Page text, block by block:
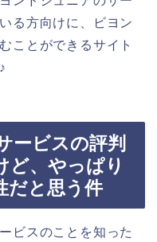
る方向けに、ビヨン
ことができるサイト
ービスの評判
ど、やっぱり
だと思う件
ビスのことを知った